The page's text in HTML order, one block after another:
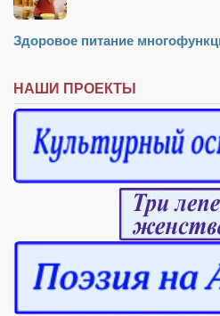
Здоровое питание
НАШИ ПРОЕКТЫ